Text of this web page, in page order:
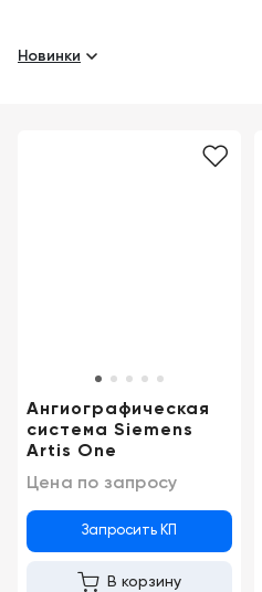
Карьера
Отзывы
товарах
Контакты
Новинки
Ангиографическая
система Siemens
Artis One
Цена по запросу
Запросить КП
В корзину